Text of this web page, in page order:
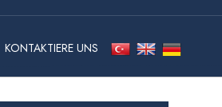
KONTAKTIERE UNS